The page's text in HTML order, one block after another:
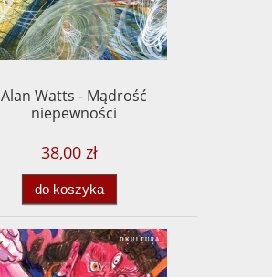
Alan Watts - Mądrość
niepewności
38,00 zł
do koszyka